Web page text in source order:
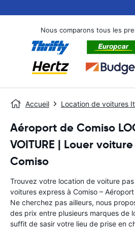
Nous comparons tous les
Accueil Location de voitures
Aéroport de Comiso
VOITURE | Louer
Comiso
Trouvez votre location de voiture
voitures express à Comiso –
Ne cherchez pas ailleurs, nous
des prix entre plusieurs marques de
suffit de sasir votre lieu de prise en